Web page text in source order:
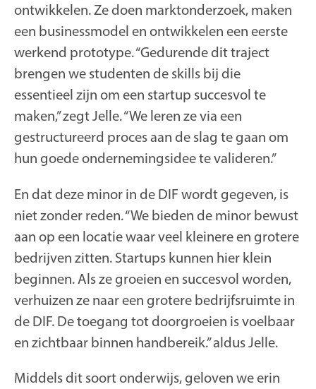
ontwikkelen. Ze doen marktonderzoek, maken
een businessmodel en ontwikkelen een eerste
werkend prototype. “Gedurende dit traject
brengen we studenten de skills bij die
essentieel zijn om een startup succesvol te
maken,” zegt Jelle. “We leren ze via een
gestructureerd proces aan de slag te gaan om
hun goede ondernemingsidee te valideren.”
En dat deze minor in de DIF wordt gegeven, is
niet zonder reden. “We bieden de minor bewust
aan op een locatie waar veel kleinere en grotere
bedrijven zitten. Startups kunnen hier klein
beginnen. Als ze groeien en succesvol worden,
verhuizen ze naar een grotere bedrijfsruimte in
de DIF. De toegang tot doorgroeien is voelbaar
en zichtbaar binnen handbereik.” aldus Jelle.
Middels dit soort onderwijs, geloven we erin